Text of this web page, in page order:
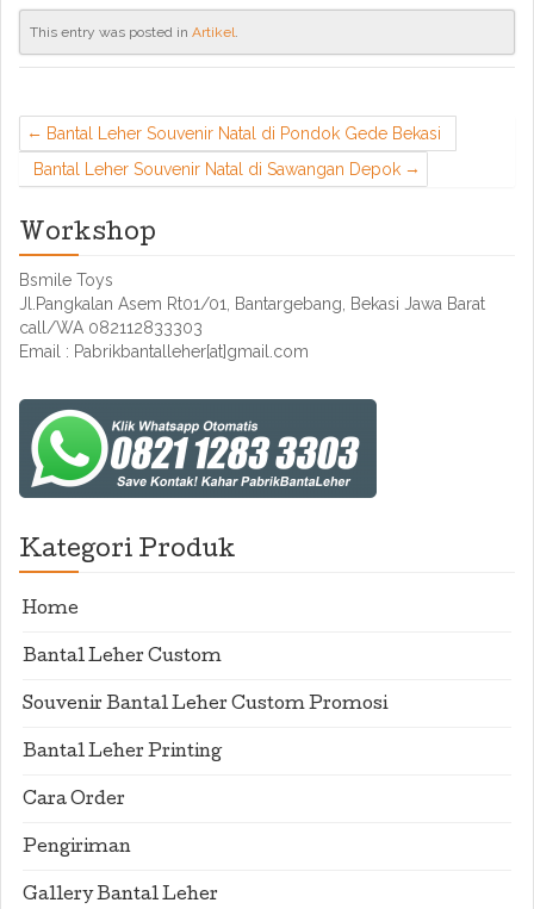
This entry was posted in Artikel.
Bantal Leher Souvenir Natal di Pondok Gede Bekasi
Bantal Leher Souvenir Natal di Sawangan Depok
Workshop
Bsmile Toys
Jl.Pangkalan Asem Rt01/01, Bantargebang, Bekasi Jawa Barat
call/WA 082112833303
Email : Pabrikbantalleher[at]gmail.com
Kategori Produk
Home
Bantal Leher Custom
Souvenir Bantal Leher Custom Promosi
Bantal Leher Printing
Cara Order
Pengiriman
Gallery Bantal Leher